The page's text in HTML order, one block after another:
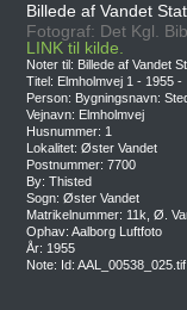
Billede af Vandet
Fotograf: Det Kgl.
LINK til kilde.
Noter til: Billede af Vandet
Titel: Elmholmvej 1 - 1955 -
Person: Bygningsnavn:
Vejnavn: Elmholmvej
Husnummer: 1
Lokalitet: Øster Vandet
Postnummer: 7700
By: Thisted
Sogn: Øster Vandet
Matrikelnummer: 11k, Ø.
Ophav: Aalborg Luftfoto
År: 1955
Note: Id: AAL_00538_025.tif